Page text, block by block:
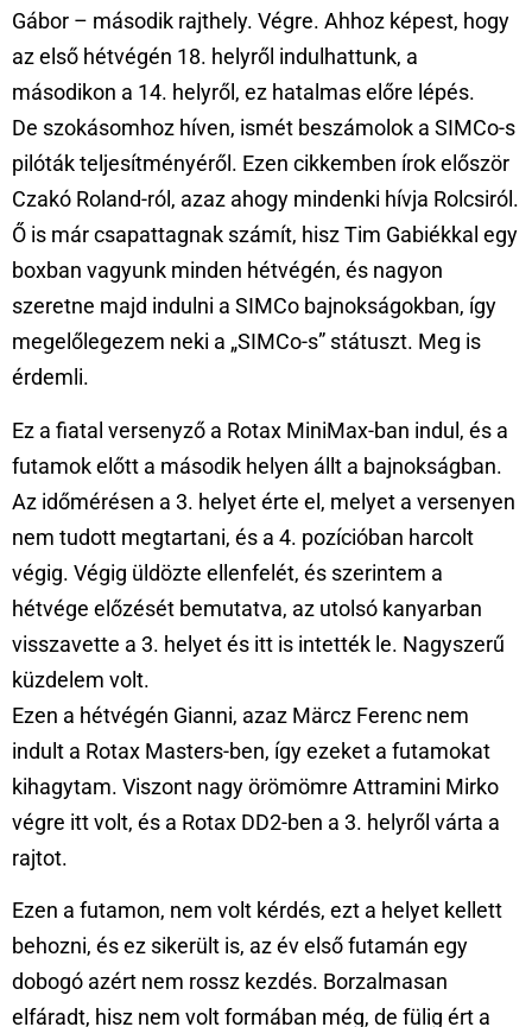
Gábor – második rajthely. Végre. Ahhoz képest, hogy
az első hétvégén 18. helyről indulhattunk, a
másodikon a 14. helyről, ez hatalmas előre lépés.
De szokásomhoz híven, ismét beszámolok a SIMCo-s
pilóták teljesítményéről. Ezen cikkemben írok először
Czakó Roland-ról, azaz ahogy mindenki hívja Rolcsiról.
Ő is már csapattagnak számít, hisz Tim Gabiékkal egy
boxban vagyunk minden hétvégén, és nagyon
szeretne majd indulni a SIMCo bajnokságokban, így
megelőlegezem neki a „SIMCo-s” státuszt. Meg is
érdemli.
Ez a fiatal versenyző a Rotax MiniMax-ban indul, és a
futamok előtt a második helyen állt a bajnokságban.
Az időmérésen a 3. helyet érte el, melyet a versenyen
nem tudott megtartani, és a 4. pozícióban harcolt
végig. Végig üldözte ellenfelét, és szerintem a
hétvége előzését bemutatva, az utolsó kanyarban
visszavette a 3. helyet és itt is intették le. Nagyszerű
küzdelem volt.
Ezen a hétvégén Gianni, azaz Märcz Ferenc nem
indult a Rotax Masters-ben, így ezeket a futamokat
kihagytam. Viszont nagy örömömre Attramini Mirko
végre itt volt, és a Rotax DD2-ben a 3. helyről várta a
rajtot.
Ezen a futamon, nem volt kérdés, ezt a helyet kellett
behozni, és ez sikerült is, az év első futamán egy
dobogó azért nem rossz kezdés. Borzalmasan
elfáradt, hisz nem volt formában még, de fülig ért a